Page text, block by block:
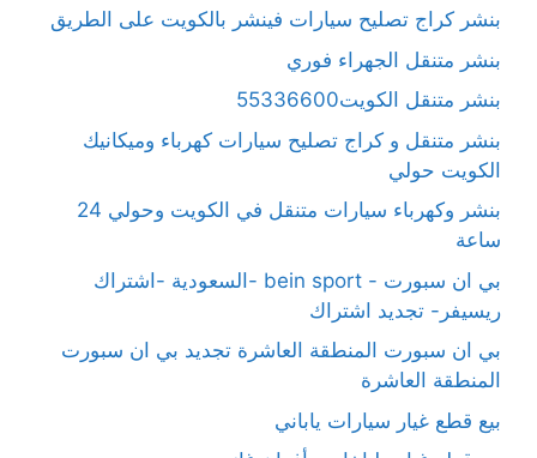
بنشر كراج تصليح سيارات فينشر بالكويت على الطريق
بنشر متنقل الجهراء فوري
بنشر متنقل الكويت55336600
بنشر متنقل و كراج تصليح سيارات كهرباء وميكانيك
الكويت حولي
بنشر وكهرباء سيارات متنقل في الكويت وحولي 24
ساعة
بي ان سبورت - bein sport -السعودية -اشتراك
ريسيفر- تجديد اشتراك
بي ان سبورت المنطقة العاشرة تجديد بي ان سبورت
المنطقة العاشرة
بيع قطع غيار سيارات ياباني